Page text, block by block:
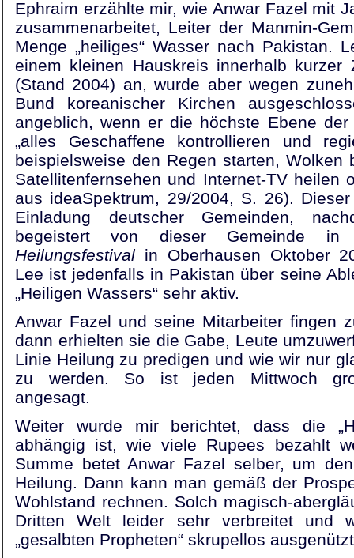
Ephraim erzählte mir, wie Anwar Fazel mit
zusammenarbeitet, Leiter der Manmin-
Menge „heiliges“ Wasser nach Pakistan.
einem kleinen Hauskreis innerhalb
(Stand 2004) an, wurde aber wegen
Bund koreanischer Kirchen
angeblich, wenn er die höchste Ebene
„alles Geschaffene kontrollieren und
beispielsweise den Regen starten, Wolken
Satellitenfernsehen und Internet-TV heilen
aus ideaSpektrum, 29/2004, S. 26).
Einladung deutscher Gemeinden,
begeistert von dieser Gemeinde in
Heilungsfestival in Oberhausen Oktober
Lee ist jedenfalls in Pakistan über seine
„Heiligen Wassers“ sehr aktiv.
Anwar Fazel und seine Mitarbeiter fingen
dann erhielten sie die Gabe, Leute
Linie Heilung zu predigen und wie wir nur
zu werden. So ist jeden Mittwoch
angesagt.
Weiter wurde mir berichtet, dass die
abhängig ist, wie viele Rupees bezahlt
Summe betet Anwar Fazel selber, um
Heilung. Dann kann man gemäß der
Wohlstand rechnen. Solch magisch-
Dritten Welt leider sehr verbreitet und
„gesalbten Propheten“ skrupellos